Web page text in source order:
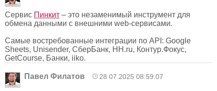
Сервис Пинкит – это незаменимый инструмент для
обмена данными с внешними web-сервисами.
Самые востребованные интеграции по API: Google
Sheets, Unisender, СберБанк, HH.ru, Контур.Фокус,
GetCourse, Банки, iiko.
Павел Филатов 28.07.2025 08:59:07